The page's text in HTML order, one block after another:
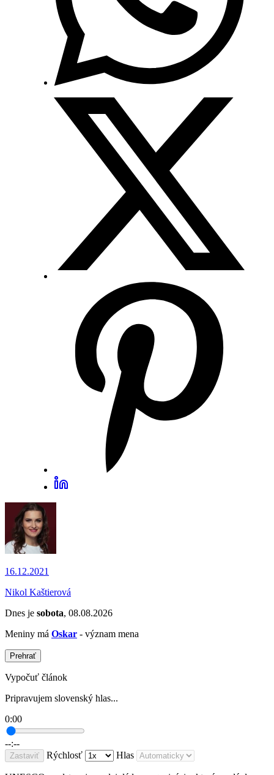
16.12.2021
Nikol Kaštierová
Dnes je sobota, 08.08.2026
Meniny má Oskar - význam mena
Prehrať
Vypočuť článok
Pripravujem slovenský hlas...
0:00
--:--
Zastaviť Rýchlosť Hlas